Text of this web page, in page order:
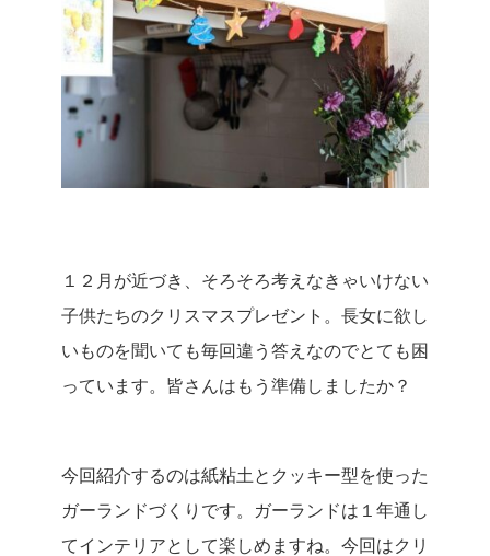
１２月が近づき、そろそろ考えなきゃいけない
子供たちのクリスマスプレゼント。長女に欲し
いものを聞いても毎回違う答えなのでとても困
っています。皆さんはもう準備しましたか？
今回紹介するのは紙粘土とクッキー型を使った
ガーランドづくりです。ガーランドは１年通し
てインテリアとして楽しめますね。今回はクリ